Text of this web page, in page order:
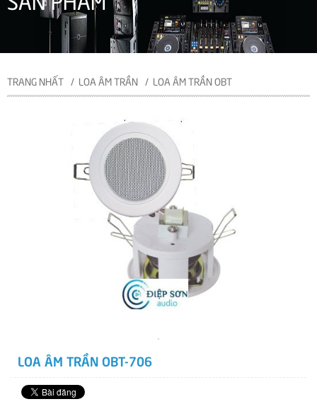
TRANG NHẤT LOA ÂM TRẦN LOA ÂM TRẦN OBT
LOA ÂM TRẦN OBT-706